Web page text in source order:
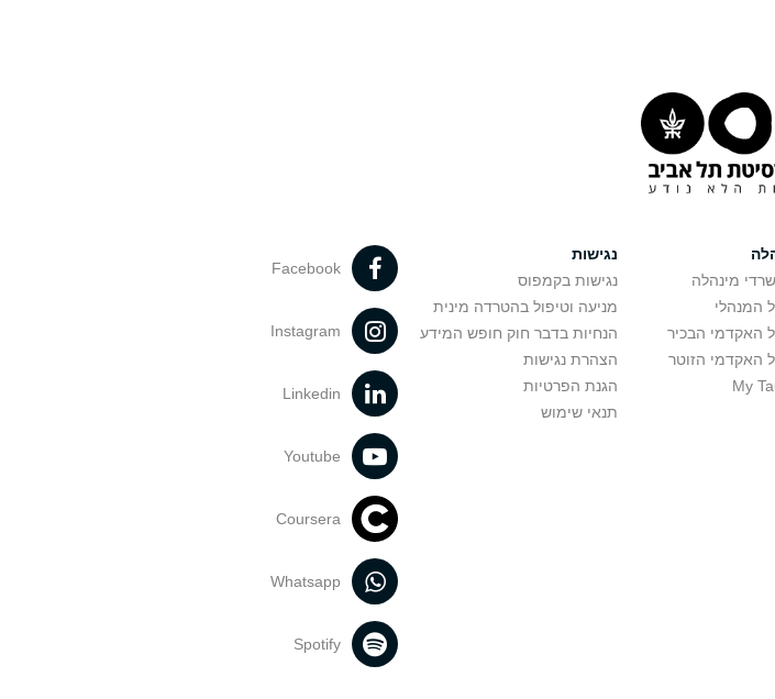
מינהלה
המנהלי
האקדמי הבכיר
האקדמי הזוטר
נגישות
נגישות בקמפוס
מניעה וטיפול בהטרדה מינית
הנחיות בדבר חוק חופש המידע
הצהרת נגישות
הגנת הפרטיות
תנאי שימוש
Facebook
Instagram
Linkedin
Youtube
Coursera
Whatsapp
Spotify